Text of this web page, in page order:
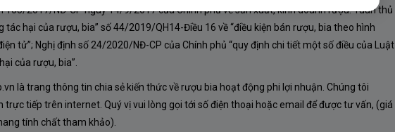
105/2017/NĐ-CP ngày 14/9/2017 của Chính phủ về sản xuất, kinh doanh rượu. Tuân thủ
tác hại của rượu, bia” số 44/2019/QH14-Điều 16 về “điều kiện bán rượu, bia theo hình
tử”; Nghị định số 24/2020/NĐ-CP của Chính phủ “quy định chi tiết một số điều của Luật
của rượu, bia”.
là trang thông tin chia sẻ kiến thức về rượu bia hoạt động phi lợi nhuận. Chúng tôi
trực tiếp trên internet. Quý vị vui lòng gọi tới số điện thoại hoặc email để được tư vấn, (giá
tính chất tham khảo).